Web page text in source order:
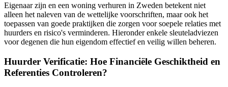
Eigenaar zijn en een woning verhuren in Zweden betekent niet
alleen het naleven van de wettelijke voorschriften, maar ook het
toepassen van goede praktijken die zorgen voor soepele relaties met
huurders en risico's verminderen. Hieronder enkele sleuteladviezen
voor degenen die hun eigendom effectief en veilig willen beheren.
Huurder Verificatie: Hoe Financiële Geschiktheid en
Referenties Controleren?